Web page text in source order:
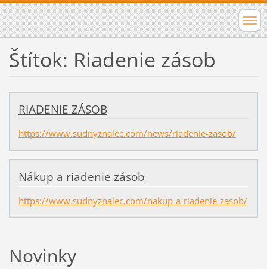
Štítok: Riadenie zásob
RIADENIE ZÁSOB
https://www.sudnyznalec.com/news/riadenie-zasob/
Nákup a riadenie zásob
https://www.sudnyznalec.com/nakup-a-riadenie-zasob/
Novinky